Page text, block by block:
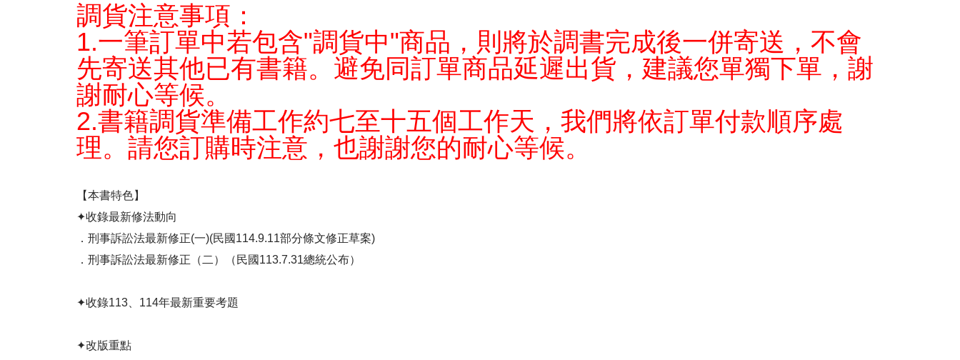
調貨注意事項：
1.一筆訂單中若包含"調貨中"商品，則將於調書完成後一併寄送，不會
先寄送其他已有書籍。避免同訂單商品延遲出貨，建議您單獨下單，謝
謝耐心等候。
2.書籍調貨準備工作約七至十五個工作天，我們將依訂單付款順序處
理。請您訂購時注意，也謝謝您的耐心等候。
【本書特色】
✦收錄最新修法動向
．刑事訴訟法最新修正(一)(民國114.9.11部分條文修正草案)
．刑事訴訟法最新修正（二）（民國113.7.31總統公布）
✦收錄113、114年最新重要考題
✦改版重點